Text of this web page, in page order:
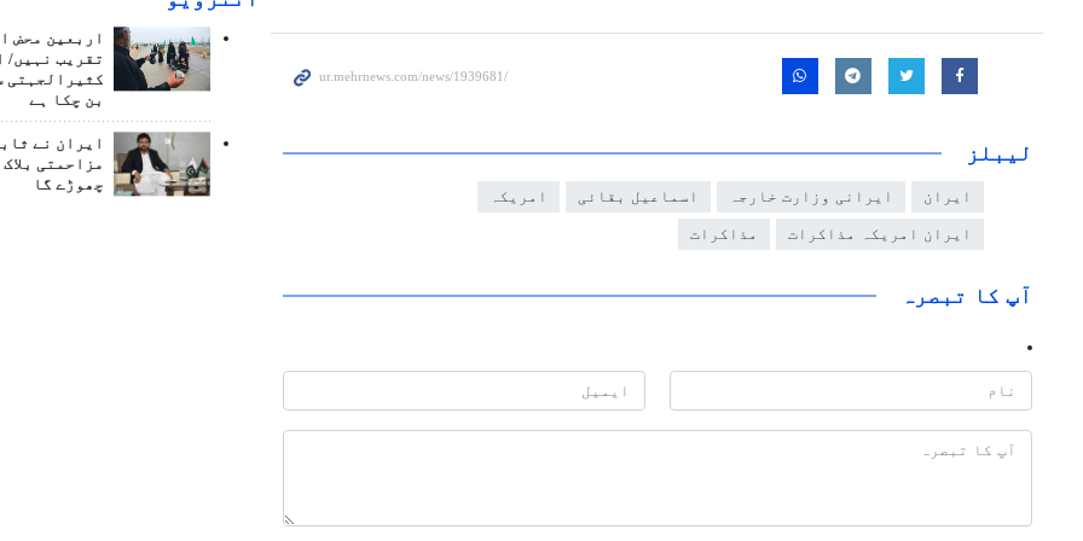
لیبلز
ایران ایرانی وزارت خارجہ اسماعیل بقائی امریکہ
ایران امریکہ مذاکرات مذاکرات
آپ کا تبصرہ
اربعین محض
تقریب نہیں/
کثیرالجہتی
بن چکا ہے
ایران نے
مزاحمتی
چھوڑے گا